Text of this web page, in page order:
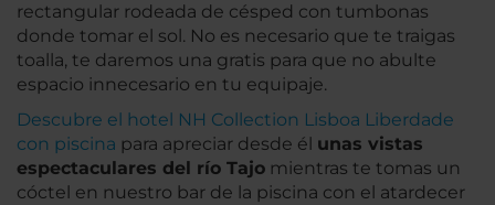
rectangular rodeada de césped con tumbonas
donde tomar el sol. No es necesario que te traigas
toalla, te daremos una gratis para que no abulte
espacio innecesario en tu equipaje.
Descubre el hotel NH Collection Lisboa Liberdade
con piscina para apreciar desde él unas vistas
espectaculares del río Tajo mientras te tomas un
cóctel en nuestro bar de la piscina con el atardecer